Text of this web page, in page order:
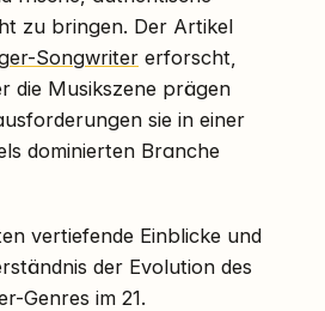
zu bringen. Der Artikel
Songwriter erforscht,
die Musikszene prägen
sie in einer
dominierten Branche
vertiefende Einblicke und
der Evolution des
Genres im 21.